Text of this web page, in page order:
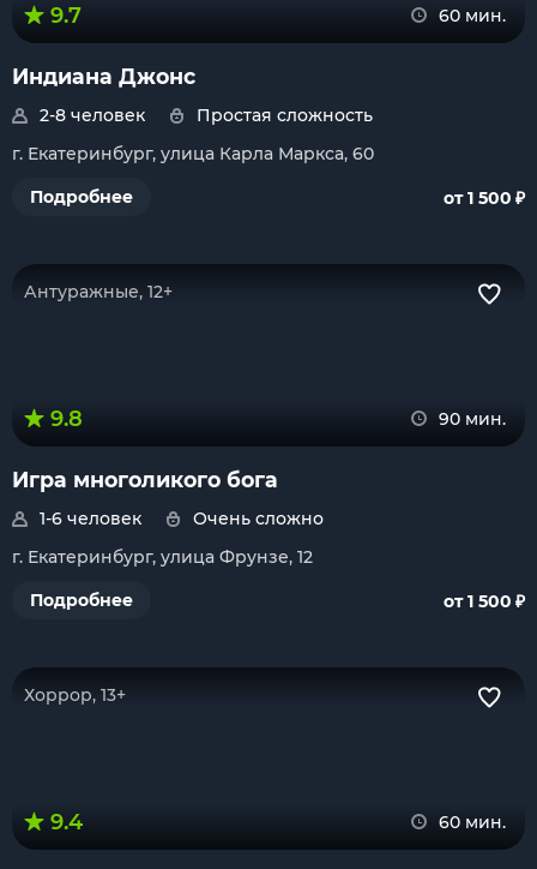
9.7 60 мин.
Индиана Джонс
2-8 человек
Простая сложность
г. Екатеринбург, улица Карла Маркса, 60
Подробнее
от 1 500 ₽
Антуражные, 12+
9.8 90 мин.
Игра многоликого бога
1-6 человек
Очень сложно
г. Екатеринбург, улица Фрунзе, 12
Подробнее
от 1 500 ₽
Хоррор, 13+
9.4 60 мин.